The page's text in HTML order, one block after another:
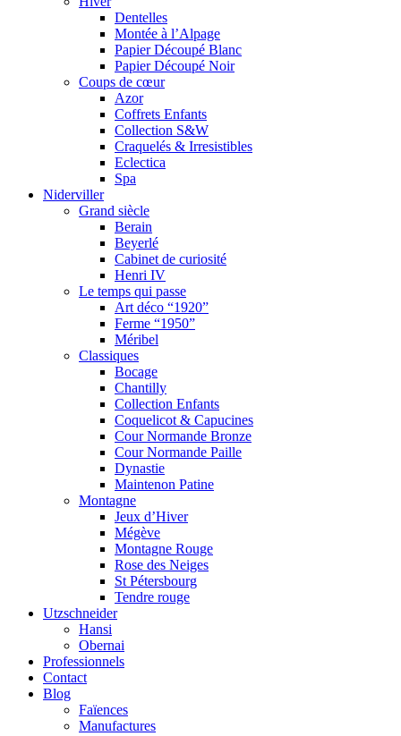
Dentelles
Montée à l’Alpage
Papier Découpé Blanc
Papier Découpé Noir
Coups de cœur
Azor
Coffrets Enfants
Collection S&W
Craquelés & Irresistibles
Eclectica
Spa
Niderviller
Grand siècle
Berain
Beyerlé
Cabinet de curiosité
Henri IV
Le temps qui passe
Art déco “1920”
Ferme “1950”
Méribel
Classiques
Bocage
Chantilly
Collection Enfants
Coquelicot & Capucines
Cour Normande Bronze
Cour Normande Paille
Dynastie
Maintenon Patine
Montagne
Jeux d’Hiver
Mégève
Montagne Rouge
Rose des Neiges
St Pétersbourg
Tendre rouge
Utzschneider
Hansi
Obernai
Professionnels
Contact
Blog
Faïences
Manufactures